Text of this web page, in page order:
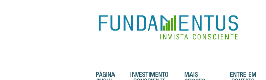
Histórico de cotações